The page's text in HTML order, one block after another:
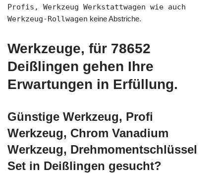
Profis, Werkzeug Werkstattwagen wie auch
Werkzeug-Rollwagen keine Abstriche.
Werkzeuge, für 78652
Deißlingen gehen Ihre
Erwartungen in Erfüllung.
Günstige Werkzeug, Profi
Werkzeug, Chrom Vanadium
Werkzeug, Drehmomentschlüssel
Set in Deißlingen gesucht?